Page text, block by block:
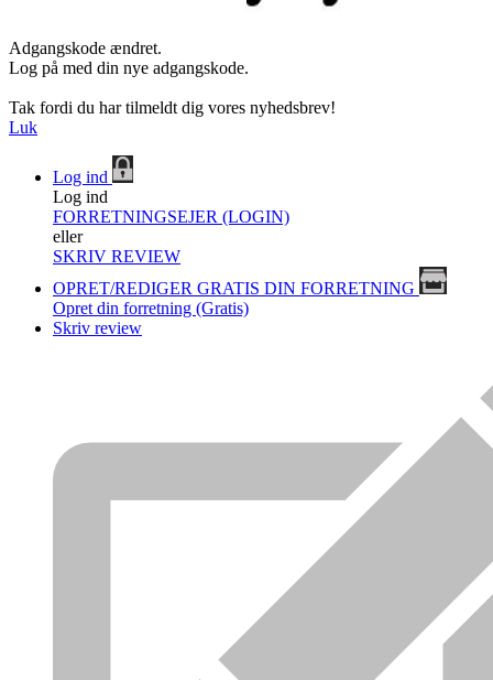
Adgangskode ændret.
Log på med din nye adgangskode.
Tak fordi du har tilmeldt dig vores nyhedsbrev!
Luk
Log ind
Log ind
FORRETNINGSEJER (LOGIN)
eller
SKRIV REVIEW
OPRET/REDIGER GRATIS DIN FORRETNING
Opret din forretning (Gratis)
Skriv review